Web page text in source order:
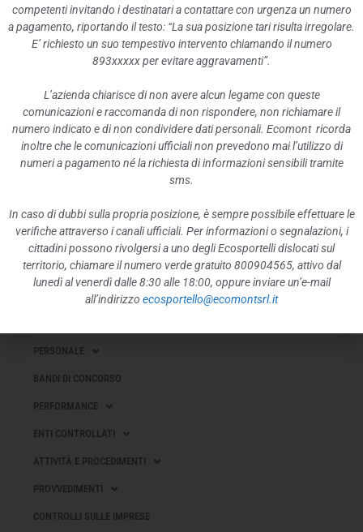
Costo del personale 2017
DISPOSIZIONI GENERALI
ORGANIZZAZIONE
PERSONALE
BANDI DI CONCORSO
PERFORMANCE
ENTI CONTROLLATI
ATTIVITÀ E PROCEDIMENTI
PROVVEDIMENTI
CONTROLLI SULLE IMPRESE
competenti invitando i destinatari a contattare con urgenza un numero
a pagamento, riportando il testo: “La sua posizione tari risulta irregolare.
E’ richiesto un suo tempestivo intervento chiamando il numero
893xxxxx per evitare aggravamenti”.
L’azienda chiarisce di non avere alcun legame con queste
comunicazioni e raccomanda di non rispondere, non richiamare il
numero indicato e di non condividere dati personali. Ecomont ricorda
inoltre che le comunicazioni ufficiali non prevedono mai l’utilizzo di
numeri a pagamento né la richiesta di informazioni sensibili tramite
sms.
In caso di dubbi sulla propria posizione, è sempre possibile effettuare le
verifiche attraverso i canali ufficiali. Per informazioni o segnalazioni, i
cittadini possono rivolgersi a uno degli Ecosportelli dislocati sul
territorio, chiamare il numero verde gratuito 800904565, attivo dal
lunedì al venerdì dalle 8:30 alle 18:00, oppure inviare un’e-mail
all’indirizzo ecosportello@ecomontsrl.it